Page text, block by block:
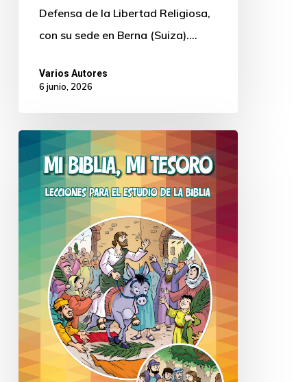
Defensa de la Libertad Religiosa,
con su sede en Berna (Suiza).…
Varios Autores
6 junio, 2026